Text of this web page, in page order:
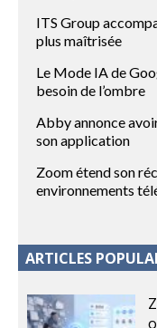
ITS Group
plus maîtrisée
Le Mode IA de
besoin de l’ombre
Abby annonce
son application
Zoom étend son
environnements
ARTICLES